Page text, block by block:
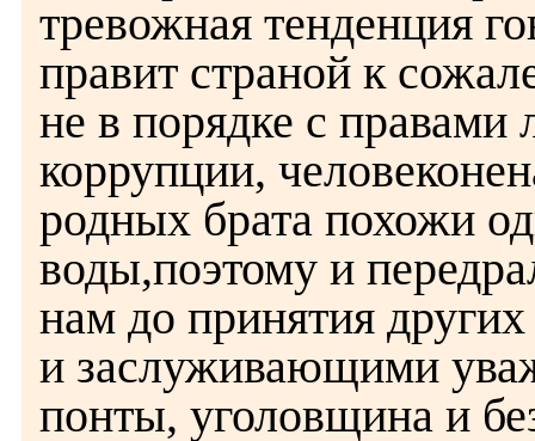
тревожная тенденция
правит страной к
не в порядке с
коррупции,
родных брата похожи
воды,поэтому и
нам до принятия
и заслуживающими
понты, уголовщина и